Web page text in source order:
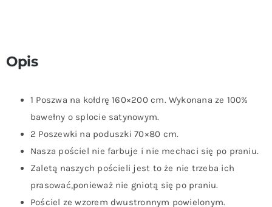
Opis
1 Poszwa na kołdrę 160×200 cm. Wykonana ze 100%
bawełny o splocie satynowym.
2 Poszewki na poduszki 70×80 cm.
Nasza pościel nie farbuje i nie mechaci się po praniu.
Zaletą naszych pościeli jest to że nie trzeba ich
prasować,ponieważ nie gniotą się po praniu.
Pościel ze wzorem dwustronnym powielonym.